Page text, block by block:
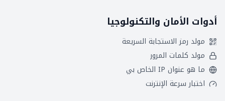
أدوات الأمان والتكنولوجيا
مولد رمز الاستجابة السريعة
مولد كلمات المرور
ما هو عنوان IP الخاص بي
اختبار سرعة الإنترنت